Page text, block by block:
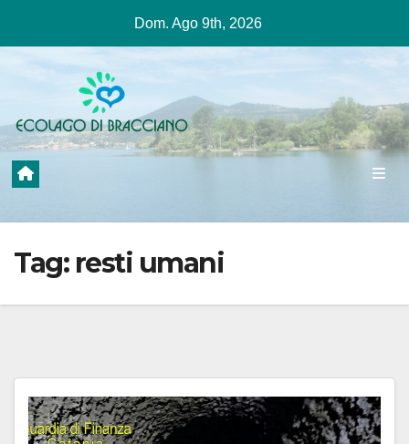
contenuto
Dom. Ago 9th, 2026
Tag: resti umani